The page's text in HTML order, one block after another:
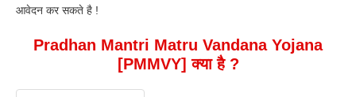
आवेदन कर सकते है !
Pradhan Mantri Matru Vandana Yojana
[PMMVY] क्या है ?